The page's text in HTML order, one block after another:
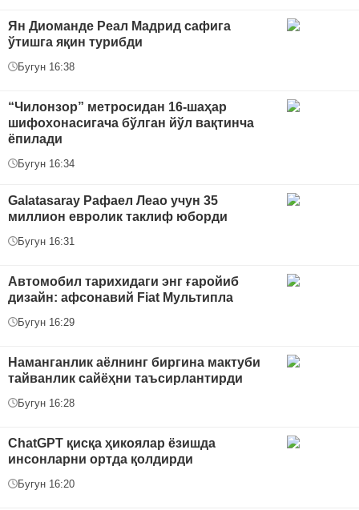
Ян Диоманде Реал Мадрид сафига
ўтишга яқин турибди
Бугун 16:38
“Чилонзор” метросидан 16-шаҳар
шифохонасигача бўлган йўл вақтинча
ёпилади
Бугун 16:34
Galatasaray Рафаел Леао учун 35
миллион евролик таклиф юборди
Бугун 16:31
Автомобил тарихидаги энг ғаройиб
дизайн: афсонавий Fiat Мультипла
Бугун 16:29
Наманганлик аёлнинг биргина мактуби
тайванлик сайёҳни таъсирлантирди
Бугун 16:28
ChatGPT қисқа ҳикоялар ёзишда
инсонларни ортда қолдирди
Бугун 16:20